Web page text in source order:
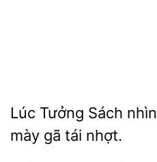
Lúc Sách nhìn
gã tái nhợt.